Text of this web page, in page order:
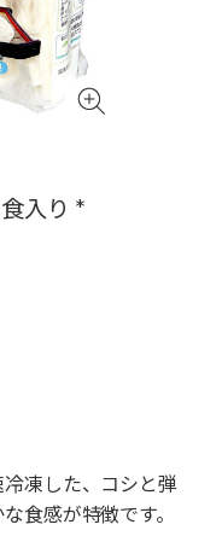
入り *
凍した、コシと弾
食感が特徴です。